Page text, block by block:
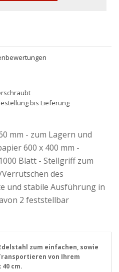
bis Lieferung
mm - zum Lagern und
600 x 400 mm -
Blatt - Stellgriff zum
des
und stabile Ausführung in
2 feststellbar
zum einfachen, sowie
von Ihrem
cm.